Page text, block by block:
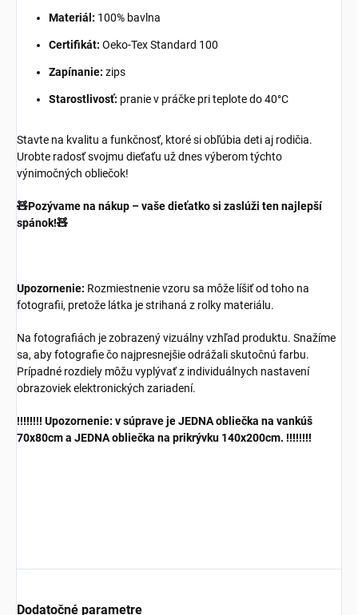
Materiál: 100% bavlna
Certifikát: Oeko-Tex Standard 100
Zapínanie: zips
Starostlivosť: pranie v práčke pri teplote do 40°C
Stavte na kvalitu a funkčnosť, ktoré si obľúbia deti aj rodičia.
Urobte radosť svojmu dieťaťu už dnes výberom týchto
výnimočných obliečok!
🧸Pozývame na nákup – vaše dieťatko si zaslúži ten najlepší
spánok!🧸
Upozornenie: Rozmiestnenie vzoru sa môže líšiť od toho na
fotografii, pretože látka je strihaná z rolky materiálu.
Na fotografiách je zobrazený vizuálny vzhľad produktu. Snažíme
sa, aby fotografie čo najpresnejšie odrážali skutočnú farbu.
Prípadné rozdiely môžu vyplývať z individuálnych nastavení
obrazoviek elektronických zariadení.
!!!!!!!! Upozornenie: v súprave je JEDNA obliečka na vankúš
70x80cm a JEDNA obliečka na prikrývku 140x200cm. !!!!!!!!
Dodatočné parametre